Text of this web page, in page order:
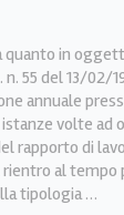
in
n. 55 del 13/02/
annuale
volte ad
rapporto di
al tempo
tipologia …